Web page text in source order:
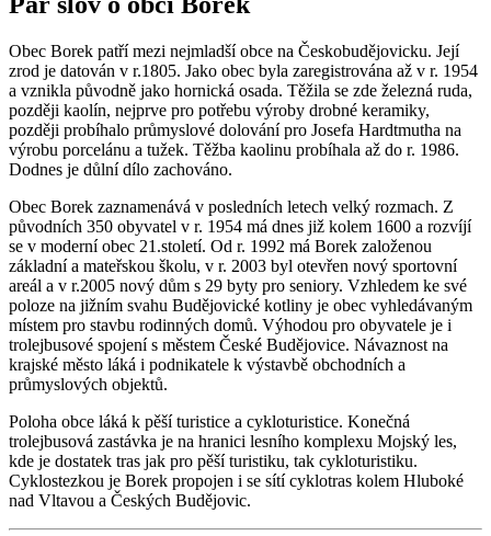
Obec Borek patří mezi nejmladší obce na Českobudějovicku. Její
zrod je datován v r.1805. Jako obec byla zaregistrována až v r. 1954
a vznikla původně jako hornická osada. Těžila se zde železná ruda,
později kaolín, nejprve pro potřebu výroby drobné keramiky,
později probíhalo průmyslové dolování pro Josefa Hardtmutha na
výrobu porcelánu a tužek. Těžba kaolinu probíhala až do r. 1986.
Dodnes je důlní dílo zachováno.
Obec Borek zaznamenává v posledních letech velký rozmach. Z
původních 350 obyvatel v r. 1954 má dnes již kolem 1600 a rozvíjí
se v moderní obec 21.století. Od r. 1992 má Borek založenou
základní a mateřskou školu, v r. 2003 byl otevřen nový sportovní
areál a v r.2005 nový dům s 29 byty pro seniory. Vzhledem ke své
poloze na jižním svahu Budějovické kotliny je obec vyhledávaným
místem pro stavbu rodinných domů. Výhodou pro obyvatele je i
trolejbusové spojení s městem České Budějovice. Návaznost na
krajské město láká i podnikatele k výstavbě obchodních a
průmyslových objektů.
Poloha obce láká k pěší turistice a cykloturistice. Konečná
trolejbusová zastávka je na hranici lesního komplexu Mojský les,
kde je dostatek tras jak pro pěší turistiku, tak cykloturistiku.
Cyklostezkou je Borek propojen i se sítí cyklotras kolem Hluboké
nad Vltavou a Českých Budějovic.